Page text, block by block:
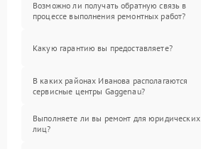
Возможно ли получать обратную связь в
процессе выполнения ремонтных работ?
Какую гарантию вы предоставляете?
В каких районах Иванова располагаются
сервисные центры Gaggenau?
Выполняете ли вы ремонт для юридических
лиц?